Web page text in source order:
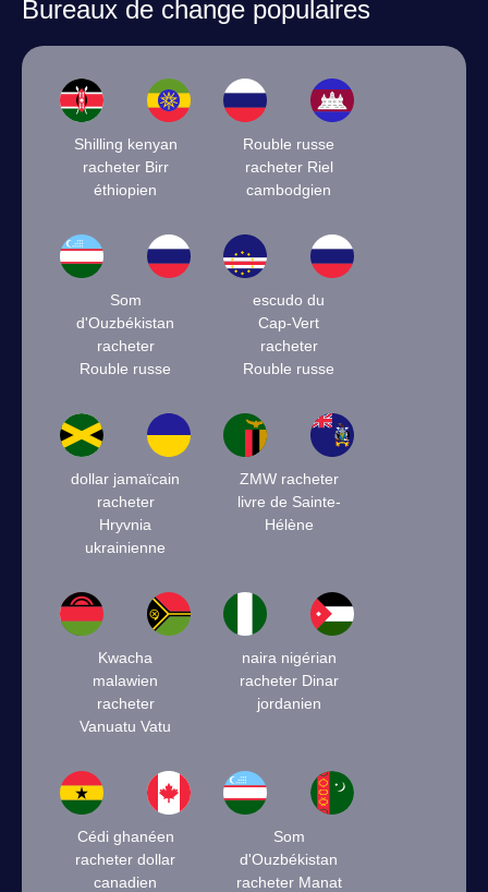
Bureaux de change populaires
Shilling kenyan
racheter Birr
éthiopien
Rouble russe
racheter Riel
cambodgien
Som
d'Ouzbékistan
racheter
Rouble russe
escudo du
Cap-Vert
racheter
Rouble russe
dollar jamaïcain
racheter
Hryvnia
ukrainienne
ZMW racheter
livre de Sainte-
Hélène
Kwacha
malawien
racheter
Vanuatu Vatu
naira nigérian
racheter Dinar
jordanien
Cédi ghanéen
racheter dollar
canadien
Som
d'Ouzbékistan
racheter Manat